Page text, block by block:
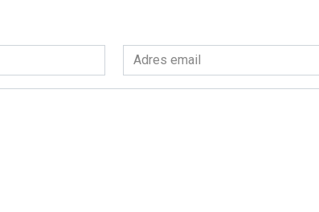
Adres
email
*